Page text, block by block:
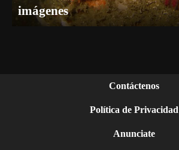
imágenes
Contáctenos
Política de Privacidad
Anunciate